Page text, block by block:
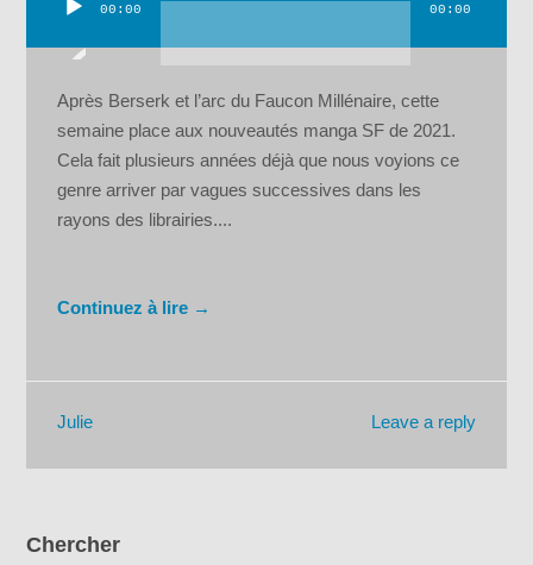
00:00 00:00
Après Berserk et l’arc du Faucon Millénaire, cette
semaine place aux nouveautés manga SF de 2021.
Cela fait plusieurs années déjà que nous voyions ce
genre arriver par vagues successives dans les
rayons des librairies....
Continuez à lire →
Leave a reply
Julie
Chercher